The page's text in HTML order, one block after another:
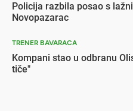
Policija razbila posao s
Novopazarac
TRENER BAVARACA
Kompani stao u odbranu
tiče"